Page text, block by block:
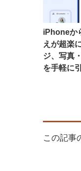
iPhoneか
えが超楽
ジ、写真
を手軽に
この記事